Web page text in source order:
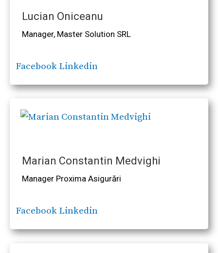
Lucian Oniceanu
Manager, Master Solution SRL
Facebook Linkedin
Marian Constantin Medvighi
Manager Proxima Asigurări
Facebook Linkedin